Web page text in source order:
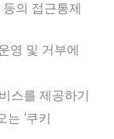
의 접근통제
영 및 거부에
스를 제공하기
‘쿠키